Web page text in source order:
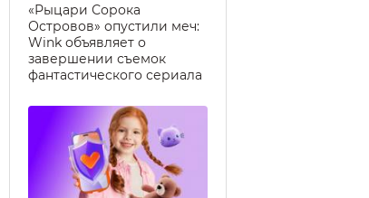
«Рыцари Сорока
Островов» опустили меч:
Wink объявляет о
завершении съемок
фантастического сериала